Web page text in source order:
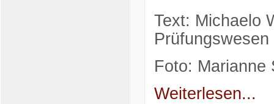
Text: Michaelo
Prüfungswesen
Foto: Marianne
Weiterlesen...